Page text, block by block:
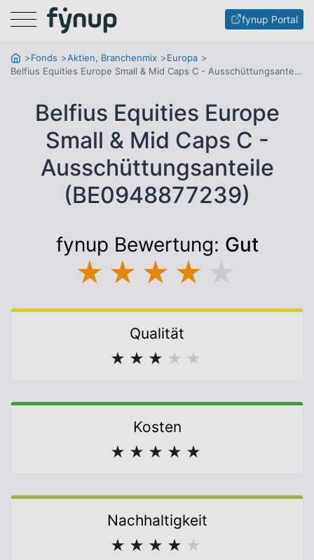
Menu fynup Portal
Fonds Aktien, Branchenmix
Europa
Belfius Equities Europe Small & Mid Caps C - Ausschüttungsanteile
Belfius Equities Europe
Small & Mid Caps C -
Ausschüttungsanteile
(BE0948877239)
fynup Bewertung: Gut
★ ★ ★ ★
Qualität
★ ★ ★ ★ ★
Kosten
★ ★ ★ ★ ★
Nachhaltigkeit
★ ★ ★ ★ ★